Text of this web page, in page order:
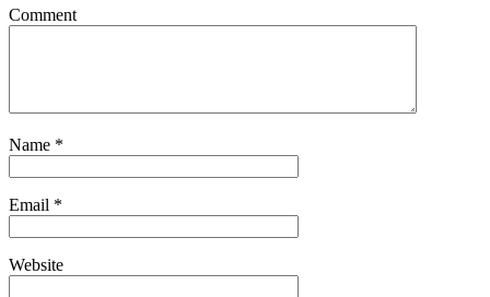
Comment
Name *
Email *
Website